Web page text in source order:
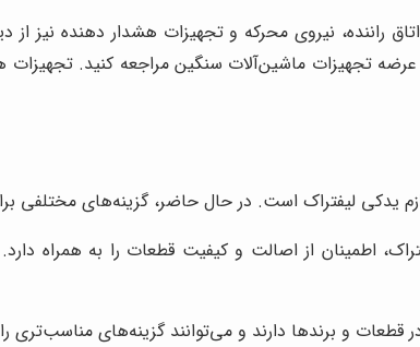
راننده، نیروی محرکه و تجهیزات هشدار دهنده نیز
تجهیزات ماشین‌آلات سنگین مراجعه کنید. تجهیزات
یدکی لیفتراک است. در حال حاضر، گزینه‌های مختلفی
اطمینان از اصالت و کیفیت قطعات را به همراه دارد.
قطعات و برندها دارند و می‌توانند گزینه‌های مناسب‌تری